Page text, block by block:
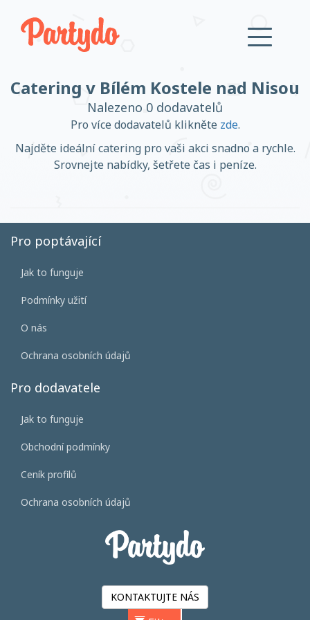
Založit účet
Přihlásit se
Založit účet
Catering v Bílém Kostele nad Nisou
Nalezeno 0 dodavatelů
Pro více dodavatelů klikněte zde.
Najděte ideální catering pro vaši akci snadno a rychle.
Srovnejte nabídky, šetřete čas i peníze.
Pro poptávající
Jak to funguje
Podmínky užití
O nás
Ochrana osobních údajů
Pro dodavatele
Jak to funguje
Obchodní podmínky
Ceník profilů
Ochrana osobních údajů
KONTAKTUJTE NÁS